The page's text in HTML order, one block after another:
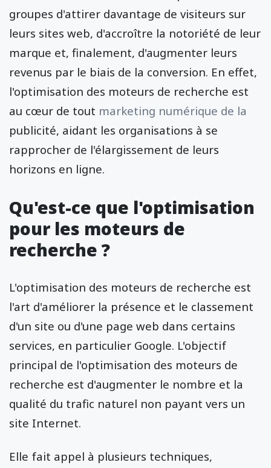
groupes d'attirer davantage de visiteurs sur
leurs sites web, d'accroître la notoriété de leur
marque et, finalement, d'augmenter leurs
revenus par le biais de la conversion. En effet,
l'optimisation des moteurs de recherche est
au cœur de tout marketing numérique de la
publicité, aidant les organisations à se
rapprocher de l'élargissement de leurs
horizons en ligne.
Qu'est-ce que l'optimisation
pour les moteurs de
recherche ?
L'optimisation des moteurs de recherche est
l'art d'améliorer la présence et le classement
d'un site ou d'une page web dans certains
services, en particulier Google. L'objectif
principal de l'optimisation des moteurs de
recherche est d'augmenter le nombre et la
qualité du trafic naturel non payant vers un
site Internet.
Elle fait appel à plusieurs techniques,